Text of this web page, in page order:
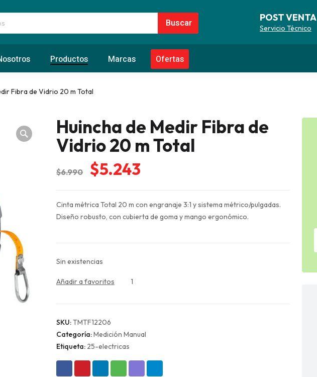
POST VENTA
Servicio Técnico
Productos Marcas Ofertas
Fibra de Vidrio 20 m Total
Huincha de Medir Fibra de
Vidrio 20 m Total
$6.990
El
original
era:
$5.243
actual
es:
Cinta métrica Total 20 m con engranaje 3:1 y sistema métrico/pulgadas.
Diseño robusto, con cubierta de goma y mango ergonómico.
Sin existencias
Añadir a favoritos 1
SKU:TMTF12206
Categoría:Medición Manual
Etiqueta: 25-electricas